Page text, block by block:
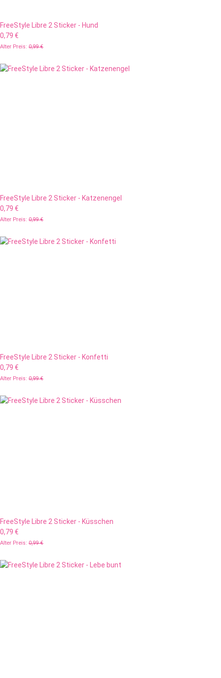
FreeStyle Libre 2 Sticker - Hund
0,79 €
Alter Preis: 0,99 €
FreeStyle Libre 2 Sticker - Katzenengel
0,79 €
Alter Preis: 0,99 €
FreeStyle Libre 2 Sticker - Konfetti
0,79 €
Alter Preis: 0,99 €
FreeStyle Libre 2 Sticker - Küsschen
0,79 €
Alter Preis: 0,99 €